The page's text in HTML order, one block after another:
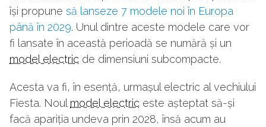
își propune să lanseze 7 modele noi în Europa
până în 2029. Unul dintre aceste modele care vor
fi lansate în această perioadă se numără și un
model electric de dimensiuni subcompacte.
Acesta va fi, în esență, urmașul electric al vechiului
Fiesta. Noulmodel electric este așteptat să-și
facă apariția undeva prin 2028, însă acum au